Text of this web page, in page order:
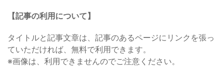
【記事の利用について】
タイトルと記事文章は、記事のあるページにリンクを張っ
ていただければ、無料で利用できます。
※画像は、利用できませんのでご注意ください。